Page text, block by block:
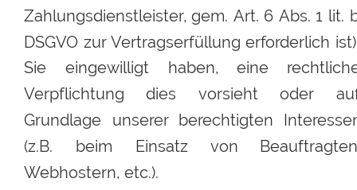
Zahlungsdienstleister, gem. Art. 6 Abs. 1 lit.
DSGVO zur Vertragserfüllung erforderlich
Sie
eingewilligt haben, eine
Verpflichtung
dies vorsieht oder
Grundlage
unserer berechtigten
(z.B.
beim Einsatz von
Webhostern, etc.).